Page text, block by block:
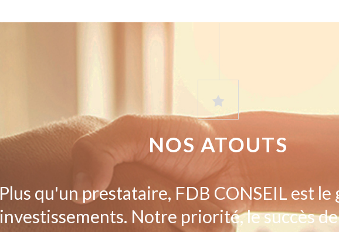
NOS ATOUTS
Plus qu'un prestataire, FDB CONSEIL est le
investissements. Notre priorité, le succès